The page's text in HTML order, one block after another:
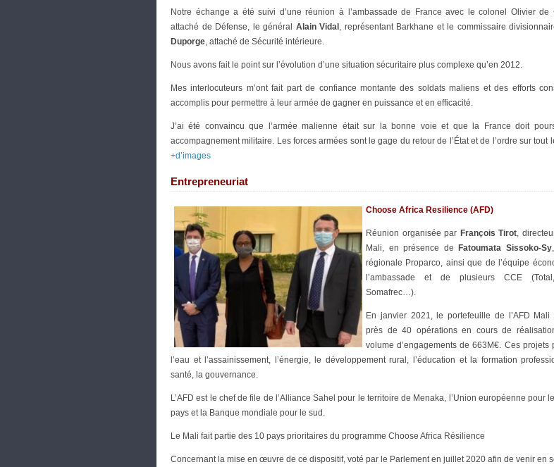
Notre échange a été suivi d’une réunion à l’ambassade de France avec le colonel Olivier de
attaché de Défense, le général Alain Vidal , représentant Barkhane et le commissaire
Duporge, attaché de Sécurité intérieure.
Nous avons fait le point sur l’évolution d’une situation sécuritaire plus complexe qu’en 2012.
Mes interlocuteurs m’ont fait part de confiance montante des soldats maliens et des efforts
accomplis pour permettre à leur armée de gagner en puissance et en efficacité.
J’ai été convaincu que l’armée malienne était sur la bonne voie et que la France doit
accompagnement militaire. Les forces armées sont le gage du retour de l’État et de l’ordre sur tout
+d’images
Entrepreneuriat
Choose Africa Resilience (AFD)
Réunion organisée par François Tirot,
Mali, en présence de
Fatoumata Sissoko-Sy
régionale Proparco, ainsi que de l’équipe
l’ambassade et de plusieurs CCE
Somafrec…).
En janvier 2021, le portefeuille de l’AFD Mali
près de 40 opérations en cours de
volume d’engagements de 663M€. Ces projets
l’eau et l’assainissement, l’énergie, le développement rural, l’éducation et la formation
santé, la gouvernance.
L’AFD est le chef de file de l’Alliance Sahel pour le territoire de Menaka, l’Union européenne pour
pays et la Banque mondiale pour le sud.
Le Mali fait partie des 10 pays prioritaires du programme Choose Africa Résilience
Concernant la mise en œuvre de ce dispositif, voté par le Parlement en juillet 2020 afin de venir en